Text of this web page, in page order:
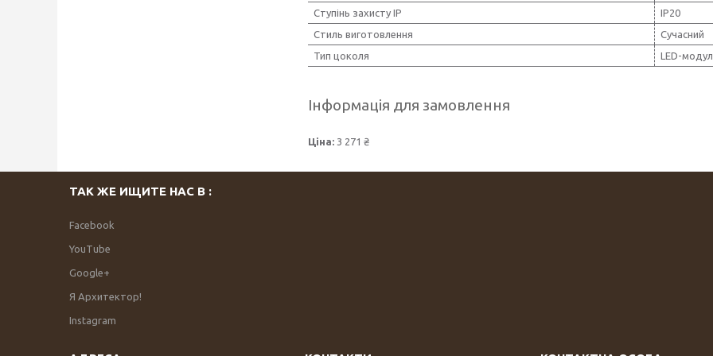
Ступінь захисту IP
IP20
Стиль виготовлення
Сучасний
Тип цоколя
LED-
Інформація для замовлення
Ціна: 3 271 ₴
ТАК ЖЕ ИЩИТЕ НАС В :
Facebook
YouTube
Google+
Я Архитектор!
Instagram